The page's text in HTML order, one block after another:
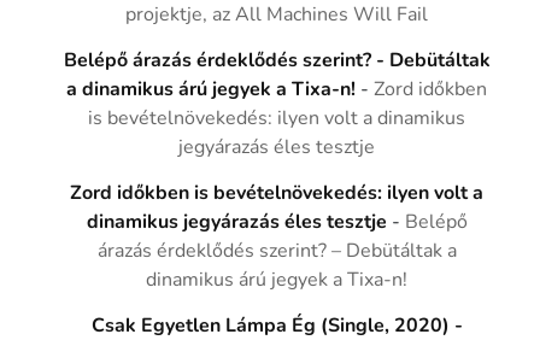
projektje, az All Machines Will Fail
Belépő árazás érdeklődés szerint? - Debütáltak
a dinamikus árú jegyek a Tixa-n! -Zord időkben
is bevételnövekedés: ilyen volt a dinamikus
jegyárazás éles tesztje
Zord időkben is bevételnövekedés: ilyen volt a
dinamikus jegyárazás éles tesztje - Belépő
árazás érdeklődés szerint? – Debütáltak a
dinamikus árú jegyek a Tixa-n!
Csak Egyetlen Lámpa Ég (Single, 2020) -